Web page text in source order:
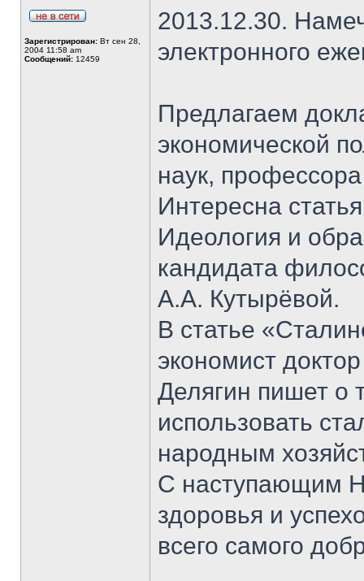
Зарегистрирован: Вт сен 28,
2004 11:58 am
Сообщений: 12459
2013.12.30.
электронного
Предлагаем
экономической
наук,
Интересна
Идеология и
кандидата
А.А. Кутырёвой.
В статье
экономист
Делягин пишет о
использовать
народным
С наступающим
здоровья и
всего самого